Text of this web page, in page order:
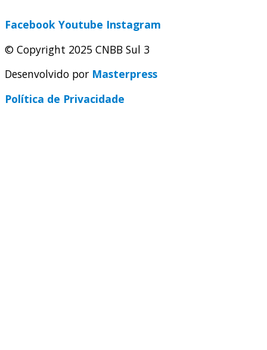
Facebook Youtube Instagram
© Copyright 2025 CNBB Sul 3
Desenvolvido por Masterpress
Política de Privacidade